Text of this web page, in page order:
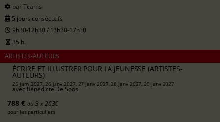
par Teams
5 jours consécutifs
9h30-12h30 / 13h30-17h30
35 h.
ARTISTES-AUTEURS
ÉCRIRE ET ILLUSTRER POUR LA JEUNESSE (ARTISTES-
AUTEURS)
25 janv 2027, 26 janv 2027, 27 janv 2027, 28 janv 2027, 29 janv 2027
avec Bénédicte De Soos
788 € ou 3 x 263€
pour les particuliers